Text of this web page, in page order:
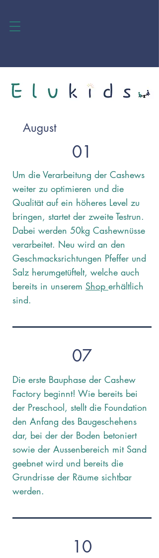
August
01
Um die Verarbeitung der Cashews
weiter zu optimieren und die
Qualität auf ein höheres Level zu
bringen, startet der zweite Testrun.
Dabei werden 50kg Cashewnüsse
verarbeitet. Neu wird an den
Geschmacksrichtungen Pfeffer und
Salz herumgetüftelt, welche auch
bereits in unserem Shop erhältlich
sind.
07
Die erste Bauphase der Cashew
Factory beginnt! Wie bereits bei
der Preschool, stellt die Foundation
den Anfang des Baugeschehens
dar, bei der der Boden betoniert
sowie der Aussenbereich mit Sand
geebnet wird und bereits die
Grundrisse der Räume sichtbar
werden.
10